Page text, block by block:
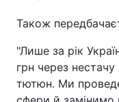
Також
"Лише за рік
грн через нестачу
тютюн. Ми